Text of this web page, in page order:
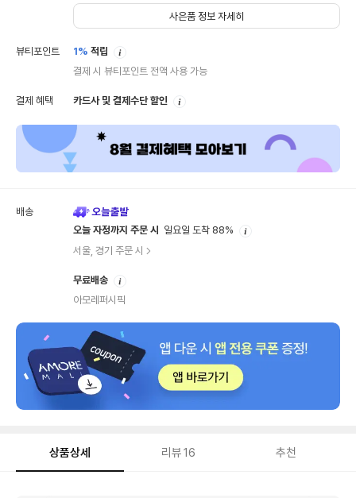
사은품 정보 자세히
뷰티포인트 1% 적립
결제 시 뷰티포인트 전액 사용 가능
결제 혜택 카드사 및 결제수단 할인
배송
오늘 자정까지 주문 시
일요일 도착 88%
서울, 경기 주문 시
무료배송
아모레퍼시픽
상품상세 리뷰16 추천